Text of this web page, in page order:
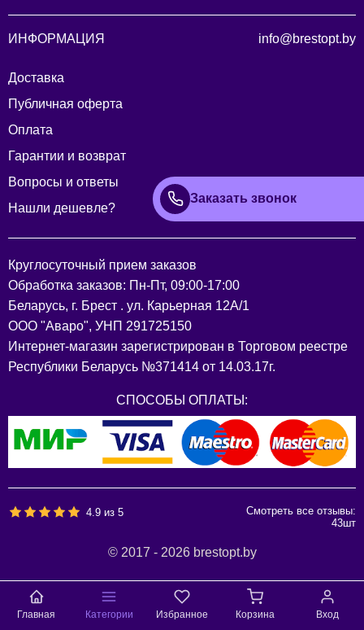
ИНФОРМАЦИЯ
Доставка
Публичная оферта
Оплата
Гарантии и возврат
Вопросы и ответы
Нашли дешевле?
info@brestopt.by
Заказать звонок
Круглосуточный прием заказов
Обработка заказов: Пн-Пт, 09:00-17:00
Беларусь, г. Брест . ул. Карьерная 12А/1
ООО "Аваро", УНП 291725150
Интернет-магазин зарегистрирован в Торговом реестре
Республики Беларусь №371414 от 14.03.17г.
СПОСОБЫ ОПЛАТЫ:
4.9 из5
Смотреть все отзывы:
43шт
© 2017 - 2026 brestopt.by
Главная Категории Избранное Корзина Вход